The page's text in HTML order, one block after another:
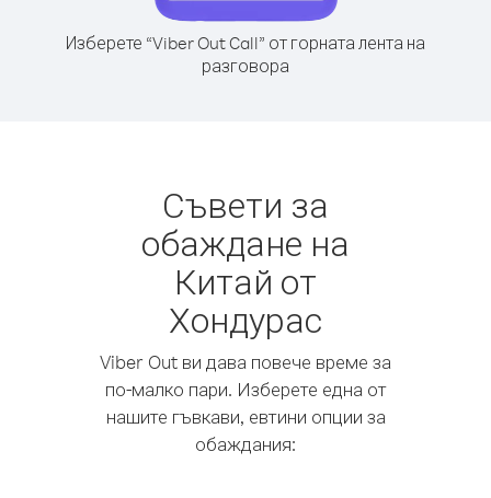
Изберете “Viber Out Call” от горната лента на
разговора
Съвети за
обаждане на
Китай от
Хондурас
Viber Out ви дава повече време за
по-малко пари. Изберете една от
нашите гъвкави, евтини опции за
обаждания: